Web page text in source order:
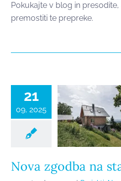
Pokukajte v blog in
premostiti te prepreke.
21
09, 2025
Nova
Nova zgodba na